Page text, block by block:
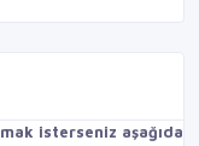
isterseniz aşağıda